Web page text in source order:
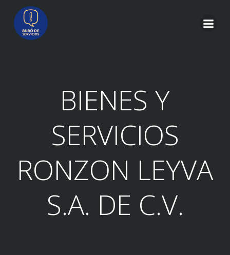
contenido
BIENES Y
SERVICIOS
RONZON LEYVA
S.A. DE C.V.